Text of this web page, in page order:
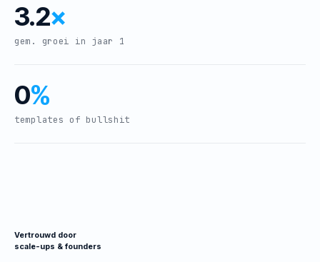
3.2×
gem. groei in jaar 1
0%
templates of bullshit
Vertrouwd door
scale-ups & founders